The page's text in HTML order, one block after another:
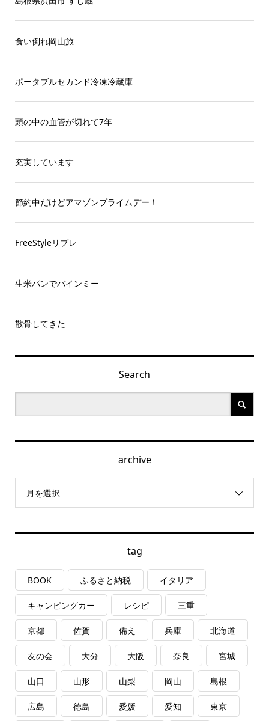
食い倒れ岡山旅
ポータブルセカンド冷凍冷蔵庫
頭の中の血管が切れて7年
充実しています
節約中だけどアマゾンプライムデー！
FreeStyleリブレ
生米パンでバインミー
散骨してきた
Search
archive
月を選択
tag
BOOK ふるさと納税 イタリア
キャンピングカー レシピ 三重
京都 佐賀 備え 兵庫 北海道
友の会 大分 大阪 奈良 宮城
山口 山形 山梨 岡山 島根
広島 徳島 愛媛 愛知 東京